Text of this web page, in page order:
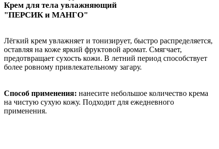
Крем для тела увлажняющий
"ПЕРСИК и МАНГО"
Лёгкий крем увлажняет и тонизирует, быстро распределяется,
оставляя на коже яркий фруктовой аромат. Смягчает,
предотвращает сухость кожи. В летний период способствует
более ровному привлекательному загару.
Способ применения: нанесите небольшое количество крема
на чистую сухую кожу. Подходит для ежедневного
применения.